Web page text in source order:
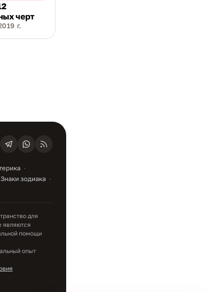
черт
г.
Знаки зодиака
для
являются
помощи
опыт